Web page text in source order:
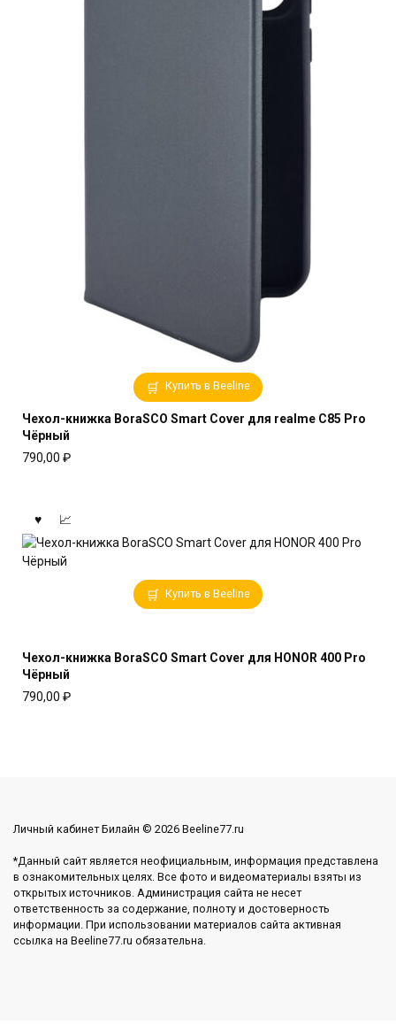
Купить в Beeline
Чехол-книжка BoraSCO Smart Cover для realme C85 Pro
Чёрный
790,00 ₽
Купить в Beeline
Чехол-книжка BoraSCO Smart Cover для HONOR 400 Pro
Чёрный
790,00 ₽
Личный кабинет Билайн © 2026 Beeline77.ru
*Данный сайт является неофициальным, информация представлена
в ознакомительных целях. Все фото и видеоматериалы взяты из
открытых источников. Администрация сайта не несет
ответственность за содержание, полноту и достоверность
информации. При использовании материалов сайта активная
ссылка на Beeline77.ru обязательна.